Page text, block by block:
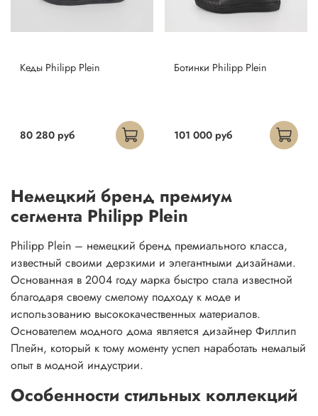
Кеды Philipp Plein
80 280 руб
Ботинки Philipp Plein
101 000 руб
Немецкий бренд премиум
сегмента Philipp Plein
Philipp Plein – немецкий бренд премиального класса,
известный своими дерзкими и элегантными дизайнами.
Основанная в 2004 году марка быстро стала известной
благодаря своему смелому подходу к моде и
использованию высококачественных материалов.
Основателем модного дома является дизайнер Филлип
Плейн, который к тому моменту успел наработать немалый
опыт в модной индустрии.
Особенности стильных коллекций